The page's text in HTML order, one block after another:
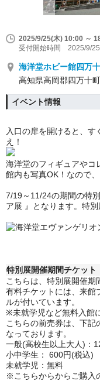
2025/9/25(木) 10:00 ～
受付開始時間 2025/9/
海洋堂ホビー館四万十
高知県高岡郡四万十
イベント情報
入口の扉を開けると、
え！
海洋堂のフィギュアやコ
館内も写真OK！なので
7/19～11/24の期間の特
ア展 』となります。特
特別展開催期間チケット
こちらは、特別展開催期
有料チケットには、来館
ルが付いています。
※未就学児など無料入館
こちらの前売券は、下記
なっております。
一般(高校生以上大人)：
小中学生： 600円(税込)
未就学児：無料
※こちらからからご購入